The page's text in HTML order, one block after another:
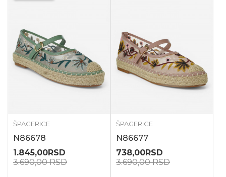
ŠPAGERICE
N86678
1.845,00RSD
3.690,00RSD
ŠPAGERICE
N86677
738,00RSD
3.690,00RSD